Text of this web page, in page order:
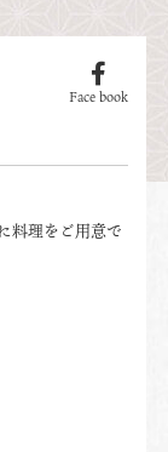
Face book
料理をご用意で